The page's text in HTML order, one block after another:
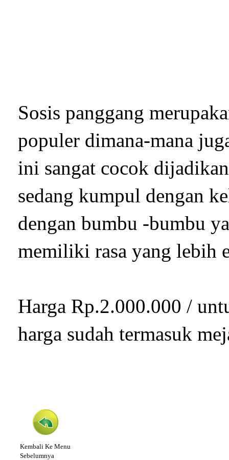
Sosis panggang
populer dimana-mana
ini sangat cocok
sedang kumpul dengan
dengan bumbu -bumbu
memiliki rasa yang lebih
Harga Rp.2.000.000 /
harga sudah termasuk
Kembali Ke Menu
Sebelumnya